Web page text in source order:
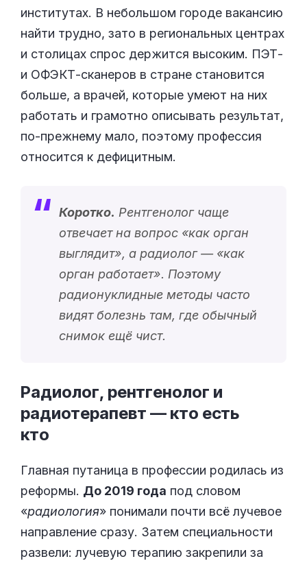
институтах. В небольшом городе вакансию
найти трудно, зато в региональных центрах
и столицах спрос держится высоким. ПЭТ-
и ОФЭКТ-сканеров в стране становится
больше, а врачей, которые умеют на них
работать и грамотно описывать результат,
по-прежнему мало, поэтому профессия
относится к дефицитным.
Коротко. Рентгенолог чаще
отвечает на вопрос «как орган
выглядит», а радиолог — «как
орган работает». Поэтому
радионуклидные методы часто
видят болезнь там, где обычный
снимок ещё чист.
Радиолог, рентгенолог и
радиотерапевт — кто есть
кто
Главная путаница в профессии родилась из
реформы. До 2019 года под словом
«радиология» понимали почти всё лучевое
направление сразу. Затем специальности
развели: лучевую терапию закрепили за